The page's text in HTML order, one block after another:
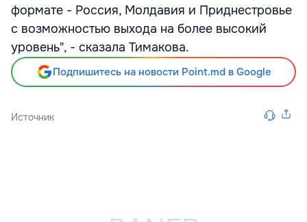
формате - Россия, Молдавия и Приднестровье
с возможностью выхода на более высокий
уровень", - сказала Тимакова.
Подпишитесь на новости Point.md в Google
Источник